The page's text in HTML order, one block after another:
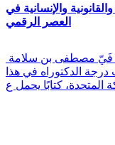
والإنسانية في
العصر الرقمي
الدكتوراه في هذا
كتابًا يحمل ع